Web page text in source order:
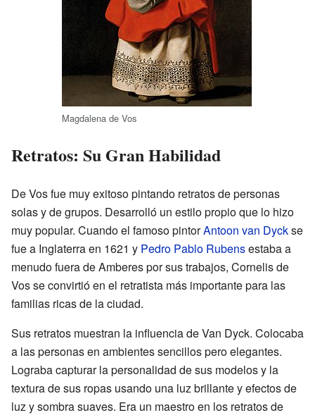
Magdalena de Vos
Retratos: Su Gran Habilidad
De Vos fue muy exitoso pintando retratos de personas
solas y de grupos. Desarrolló un estilo propio que lo hizo
muy popular. Cuando el famoso pintorAntoon van Dyckse
fue a Inglaterra en 1621 y Pedro Pablo Rubensestaba a
menudo fuera de Amberes por sus trabajos, Cornelis de
Vos se convirtió en el retratista más importante para las
familias ricas de la ciudad.
Sus retratos muestran la influencia de Van Dyck. Colocaba
a las personas en ambientes sencillos pero elegantes.
Lograba capturar la personalidad de sus modelos y la
textura de sus ropas usando una luz brillante y efectos de
luz y sombra suaves. Era un maestro en los retratos de